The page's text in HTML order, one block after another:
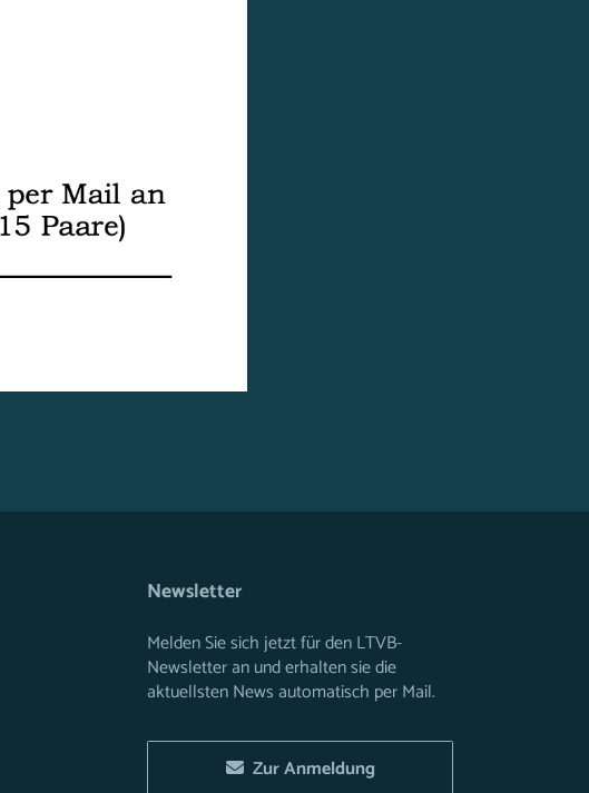
Newsletter
Melden Sie sich jetzt für den LTVB-
Newsletter an und erhalten sie die
aktuellsten News automatisch per Mail.
Zur Anmeldung